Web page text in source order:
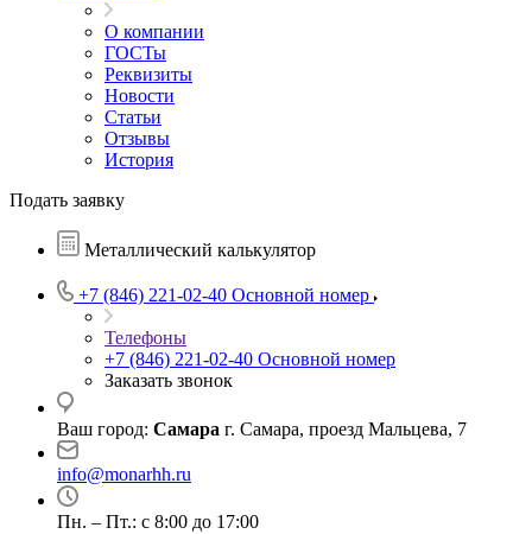
О компании
ГОСТы
Реквизиты
Новости
Статьи
Отзывы
История
Подать заявку
Металлический калькулятор
+7 (846) 221-02-40 Основной номер
Телефоны
+7 (846) 221-02-40 Основной номер
Заказать звонок
Ваш город: Самара г. Самара, проезд Мальцева, 7
info@monarhh.ru
Пн. – Пт.: с 8:00 до 17:00